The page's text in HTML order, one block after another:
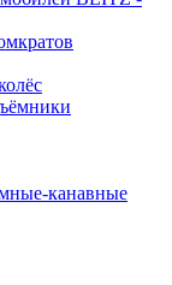
канавные